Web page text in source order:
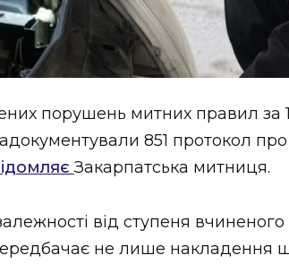
порушень митних правил за
851 протокол
Закарпатська митниця.
вiд ступеня
не лише накладення